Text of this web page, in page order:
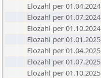
Elozahl per 01.04.2024
Elozahl per 01.07.2024
Elozahl per 01.10.2024
Elozahl per 01.01.2025
Elozahl per 01.04.2025
Elozahl per 01.07.2025
Elozahl per 01.10.2025